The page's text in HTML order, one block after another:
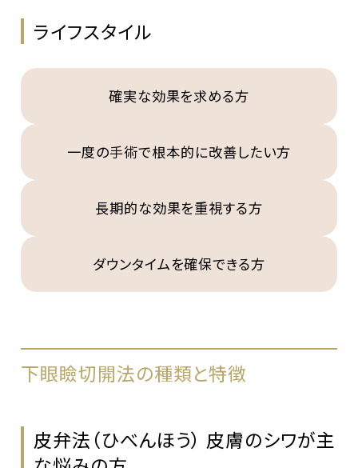
ライフスタイル
確実な効果を求める方
一度の手術で根本的に改善したい方
長期的な効果を重視する方
ダウンタイムを確保できる方
下眼瞼切開法の種類と特徴
皮弁法（ひべんほう） 皮膚のシワが主